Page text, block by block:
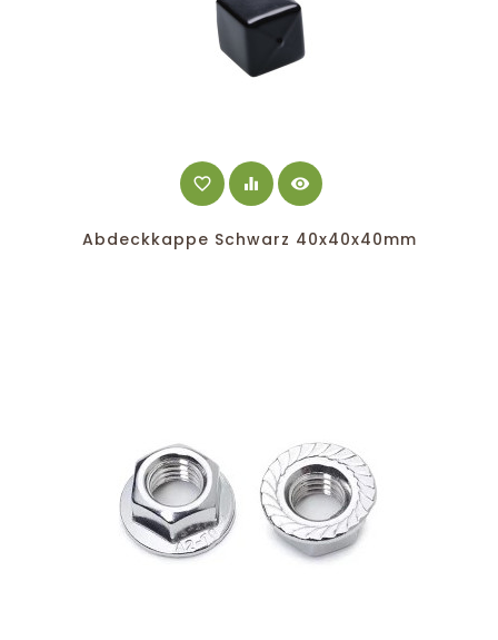
favorite_border equalizer visibility
Abdeckkappe Schwarz 40x40x40mm